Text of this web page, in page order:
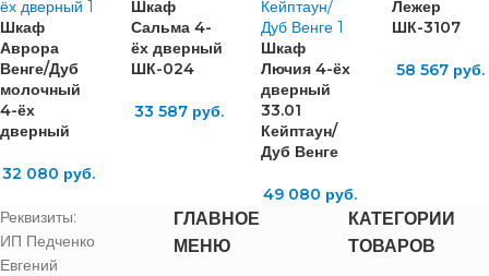
Шкаф
Аврора
Венге/Дуб
молочный
4-ёх
дверный
32 080 руб.
Шкаф
Сальма 4-
ёх дверный
ШК-024
33 587 руб.
Шкаф
Лючия 4-ёх
дверный
33.01
Кейптаун/
Дуб Венге
49 080 руб.
Лежер
ШК-3107
58 567руб.
Реквизиты:
ИП Педченко
Евгений
ГЛАВНОЕ
МЕНЮ
КАТЕГОРИИ
ТОВАРОВ